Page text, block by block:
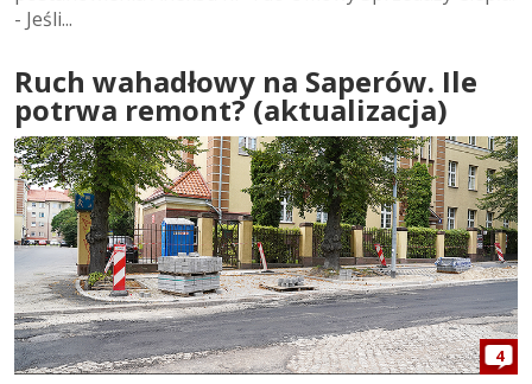
- Jeśli...
Ruch wahadłowy na Saperów. Ile
potrwa remont? (aktualizacja)
4